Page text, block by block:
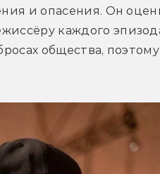
и опасения. Он
каждого
общества,